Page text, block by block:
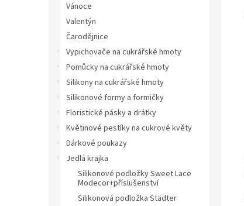
Vánoce
Valentýn
Čarodějnice
Vypichovače na cukrářské hmoty
Pomůcky na cukrářské hmoty
Silikony na cukrářské hmoty
Silikonové formy a formičky
Floristické pásky a drátky
Květinové pestíky na cukrové květy
Dárkové poukazy
Jedlá krajka
Silikonové podložky Sweet Lace
Modecor+příslušenství
Silikonová podložka Städter